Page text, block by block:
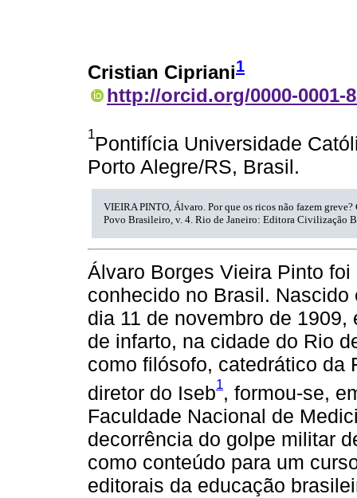
Cristian Cipriani1
http://orcid.org/0000-0001-
1Pontifícia Universidade
Porto Alegre/RS, Brasil.
VIEIRA PINTO, Álvaro. Por que os ricos não fazem greve?
Povo Brasileiro, v. 4. Rio de Janeiro: Editora Civilização
Álvaro Borges Vieira Pinto
conhecido no Brasil.
dia 11 de novembro de
de infarto, na cidade do Rio
como filósofo, catedrático da
diretor do Iseb1, formou-se,
Faculdade Nacional de
decorrência do golpe militar
como conteúdo para um
editorais da educação